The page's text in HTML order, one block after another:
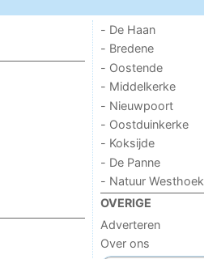
- De Haan
- Bredene
- Oostende
- Middelkerke
- Nieuwpoort
- Oostduinkerke
- Koksijde
- De Panne
- Natuur Westhoek
OVERIGE
Adverteren
Over ons